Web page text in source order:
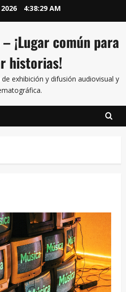
4:38:30 AM
¡Lugar común para
historias!
exhibición y difusión audiovisual y